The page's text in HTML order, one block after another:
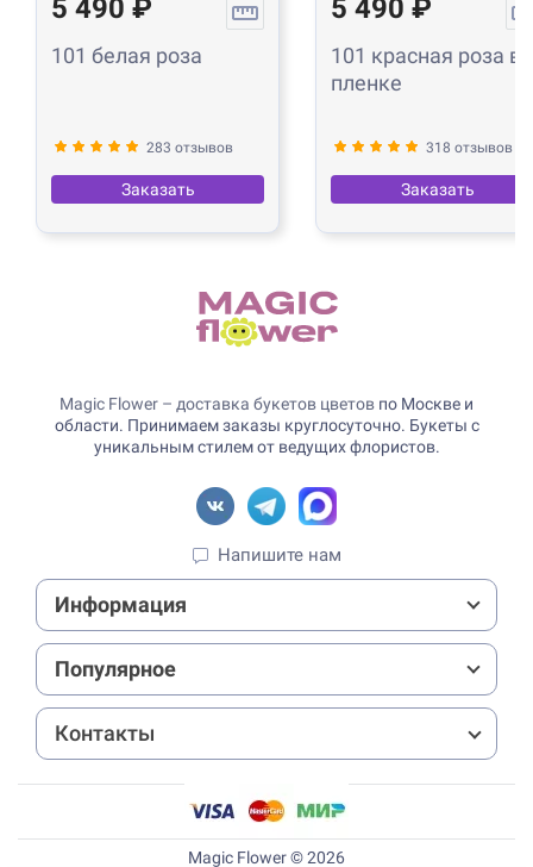
5 490 ₽
101 белая роза
283 отзывов
Заказать
5 490 ₽
101 красная роза в
пленке
318 отзывов
Заказать
Magic Flower – доставка букетов цветов по Москве и
области. Принимаем заказы круглосуточно. Букеты с
уникальным стилем от ведущих флористов.
Напишите нам
Информация
Популярное
Контакты
Magic Flower © 2026